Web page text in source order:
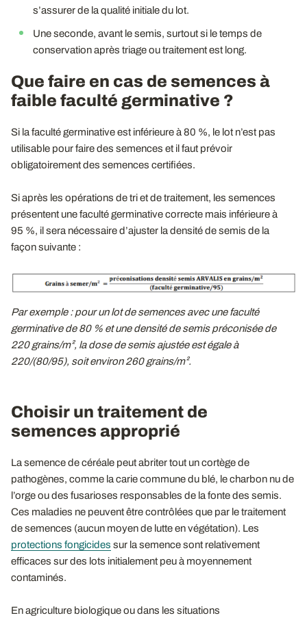
s’assurer de la qualité initiale du lot.
Une seconde, avant le semis, surtout si le temps de
conservation après triage ou traitement est long.
Que faire en cas de semences à
faible faculté germinative ?
Si la faculté germinative est inférieure à 80 %, le lot n’est pas
utilisable pour faire des semences et il faut prévoir
obligatoirement des semences certifiées.
Si après les opérations de tri et de traitement, les semences
présentent une faculté germinative correcte mais inférieure à
95 %, il sera nécessaire d’ajuster la densité de semis de la
façon suivante :
Par exemple : pour un lot de semences avec une faculté
germinative de 80 % et une densité de semis préconisée de
220 grains/m², la dose de semis ajustée est égale à
220/(80/95), soit environ 260 grains/m².
Choisir un traitement de
semences approprié
La semence de céréale peut abriter tout un cortège de
pathogènes, comme la carie commune du blé, le charbon nu de
l’orge ou des fusarioses responsables de la fonte des semis.
Ces maladies ne peuvent être contrôlées que par le traitement
de semences (aucun moyen de lutte en végétation). Les
protections fongicides sur la semence sont relativement
efficaces sur des lots initialement peu à moyennement
contaminés.
En agriculture biologique ou dans les situations